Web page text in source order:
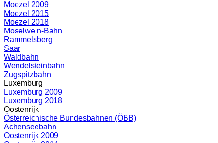
Moezel 2009
Moezel 2015
Moezel 2018
Moselwein-Bahn
Rammelsberg
Saar
Waldbahn
Wendelsteinbahn
Zugspitzbahn
Luxemburg
Luxemburg 2009
Luxemburg 2018
Oostenrijk
Österreichische Bundesbahnen (ÖBB)
Achenseebahn
Oostenrijk 2009